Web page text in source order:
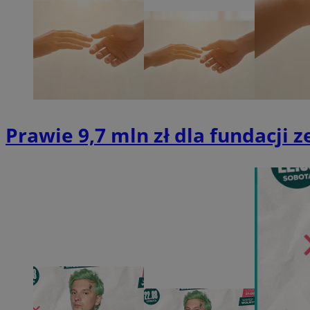
Prawie 9,7 mln zł dla fundacji
MvSessID
SessID